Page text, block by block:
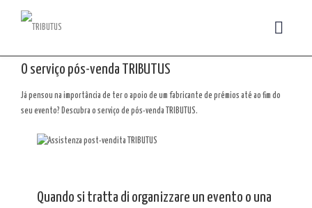
O serviço pós-venda TRIBUTUS
Já pensou na importância de ter o apoio de um fabricante de prémios até ao fim do
seu evento? Descubra o serviço de pós-venda TRIBUTUS.
Quando si tratta di organizzare un evento o una